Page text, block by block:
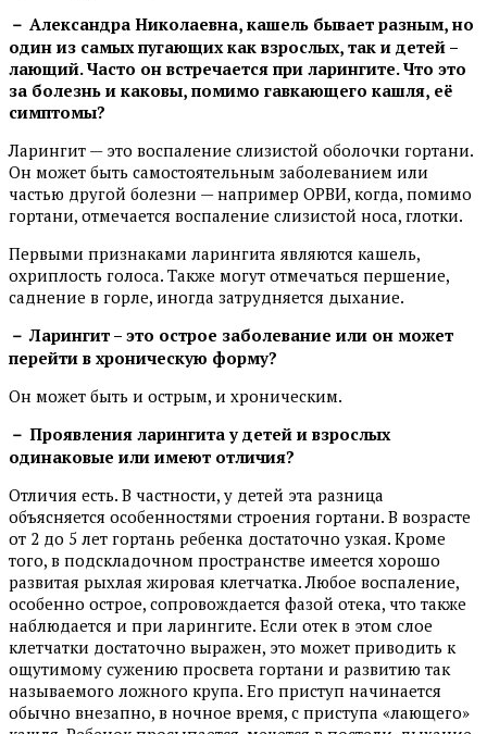
－ Александра Николаевна, кашель бывает разным, но
один из самых пугающих как взрослых, так и детей –
лающий. Часто он встречается при ларингите. Что это
за болезнь и каковы, помимо гавкающего кашля, её
симптомы?
Ларингит — это воспаление слизистой оболочки гортани.
Он может быть самостоятельным заболеванием или
частью другой болезни — например ОРВИ, когда, помимо
гортани, отмечается воспаление слизистой носа, глотки.
Первыми признаками ларингита являются кашель,
охриплость голоса. Также могут отмечаться першение,
саднение в горле, иногда затрудняется дыхание.
－ Ларингит – это острое заболевание или он может
перейти в хроническую форму?
Он может быть и острым, и хроническим.
－ Проявления ларингита у детей и взрослых
одинаковые или имеют отличия?
Отличия есть. В частности, у детей эта разница
объясняется особенностями строения гортани. В возрасте
от 2 до 5 лет гортань ребенка достаточно узкая. Кроме
того, в подскладочном пространстве имеется хорошо
развитая рыхлая жировая клетчатка. Любое воспаление,
особенно острое, сопровождается фазой отека, что также
наблюдается и при ларингите. Если отек в этом слое
клетчатки достаточно выражен, это может приводить к
ощутимому сужению просвета гортани и развитию так
называемого ложного крупа. Его приступ начинается
обычно внезапно, в ночное время, с приступа «лающего»